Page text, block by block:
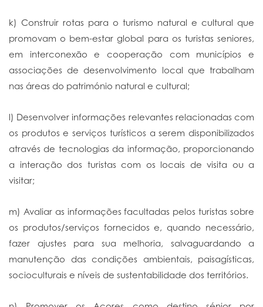
k) Construir rotas para o turismo natural e cultural que
promovam o bem-estar global para os turistas seniores,
em interconexão e cooperação com municípios e
associações de desenvolvimento local que trabalham
nas áreas do património natural e cultural;
l) Desenvolver informações relevantes relacionadas com
os produtos e serviços turísticos a serem disponibilizados
através de tecnologias da informação, proporcionando
a interação dos turistas com os locais de visita ou a
visitar;
m) Avaliar as informações facultadas pelos turistas sobre
os produtos/serviços fornecidos e, quando necessário,
fazer ajustes para sua melhoria, salvaguardando a
manutenção das condições ambientais, paisagísticas,
socioculturais e níveis de sustentabilidade dos territórios.